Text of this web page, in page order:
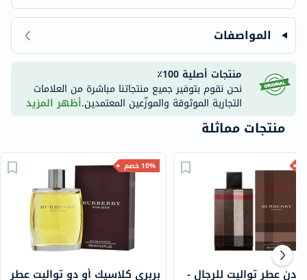
المواصفات
منتجات أصلية 100٪
نحن نقوم بتوفير جميع منتجاتنا مباشرة من العلامات
التجارية الموثوقة والموزّعين المعتمدين.أظهر المزيد
منتجات مماثلة
10% خصم
بربري كلاسيك أو دو تواليت عطر عطر تواليت للرجال -